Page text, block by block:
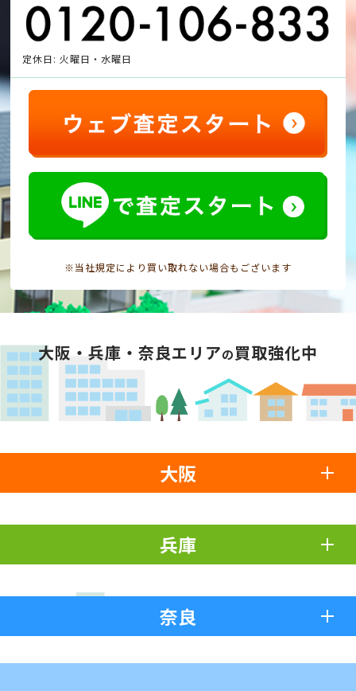
定休日: 火曜日・水曜日
※当社規定により買い取れない場合もございます
大阪・兵庫・奈良エリアの買取強化中
大阪
兵庫
奈良